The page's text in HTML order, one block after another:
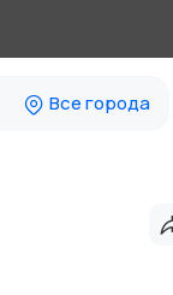
Все города